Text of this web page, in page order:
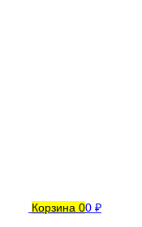
Корзина 00 ₽